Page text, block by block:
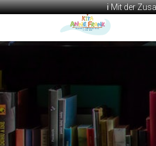
ℹ️ Mit der